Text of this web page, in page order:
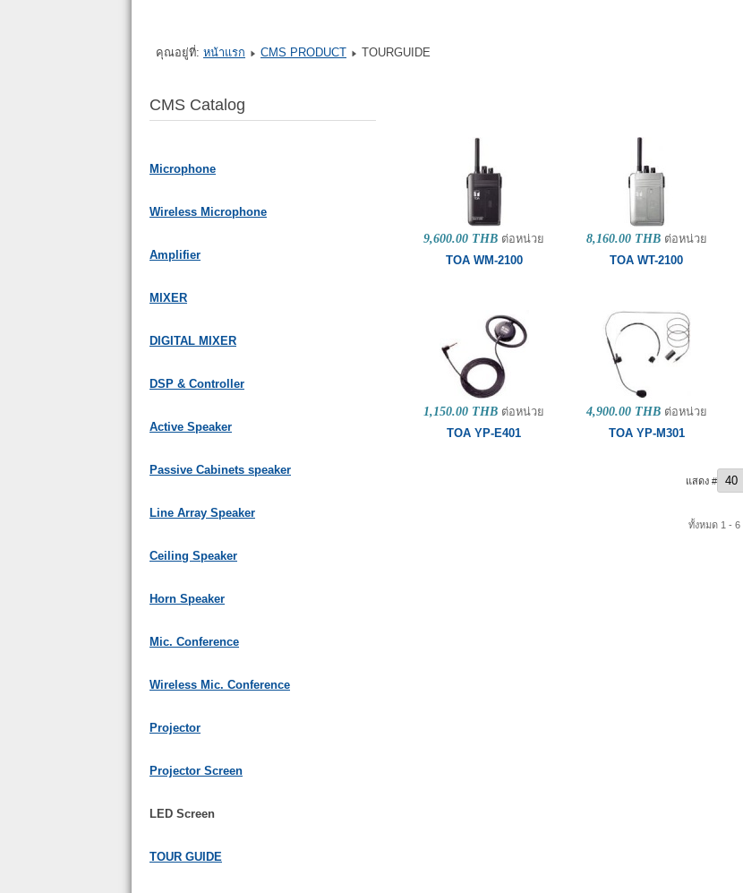
คุณอยู่ที่: หน้าแรก CMS PRODUCT TOURGUIDE
CMS Catalog
Microphone
Wireless Microphone
Amplifier
MIXER
DIGITAL MIXER
DSP & Controller
Active Speaker
Passive Cabinets speaker
Line Array Speaker
Ceiling Speaker
Horn Speaker
Mic. Conference
Wireless Mic. Conference
Projector
Projector Screen
LED Screen
TOUR GUIDE
9,600.00 THB ต่อหน่วย
TOA WM-2100
8,160.00 THB ต่อหน่วย
TOA WT-2100
1,150.00 THB ต่อหน่วย
TOA YP-E401
4,900.00 THB ต่อหน่วย
TOA YP-M301
แสดง #
ทั้งหมด 1 - 6